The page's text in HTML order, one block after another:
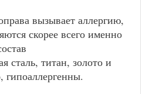
вызывает аллергию,
скорее всего именно
сталь, титан, золото и
гипоаллергенны.